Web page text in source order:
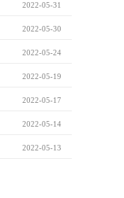
2022-05-31
2022-05-30
2022-05-24
2022-05-19
2022-05-17
2022-05-14
2022-05-13